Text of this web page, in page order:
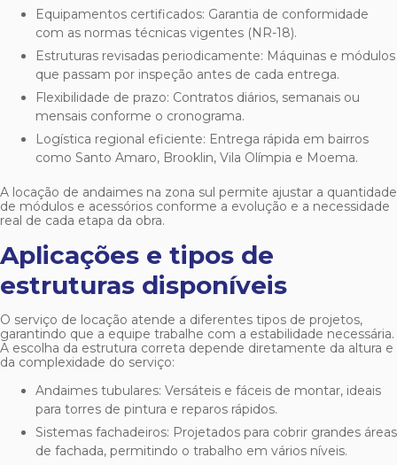
Equipamentos certificados: Garantia de conformidade
com as normas técnicas vigentes (NR-18).
Estruturas revisadas periodicamente: Máquinas e módulos
que passam por inspeção antes de cada entrega.
Flexibilidade de prazo: Contratos diários, semanais ou
mensais conforme o cronograma.
Logística regional eficiente: Entrega rápida em bairros
como Santo Amaro, Brooklin, Vila Olímpia e Moema.
A locação de andaimes na zona sul permite ajustar a quantidade
de módulos e acessórios conforme a evolução e a necessidade
real de cada etapa da obra.
Aplicações e tipos de
estruturas disponíveis
O serviço de locação atende a diferentes tipos de projetos,
garantindo que a equipe trabalhe com a estabilidade necessária.
A escolha da estrutura correta depende diretamente da altura e
da complexidade do serviço:
Andaimes tubulares: Versáteis e fáceis de montar, ideais
para torres de pintura e reparos rápidos.
Sistemas fachadeiros: Projetados para cobrir grandes áreas
de fachada, permitindo o trabalho em vários níveis.